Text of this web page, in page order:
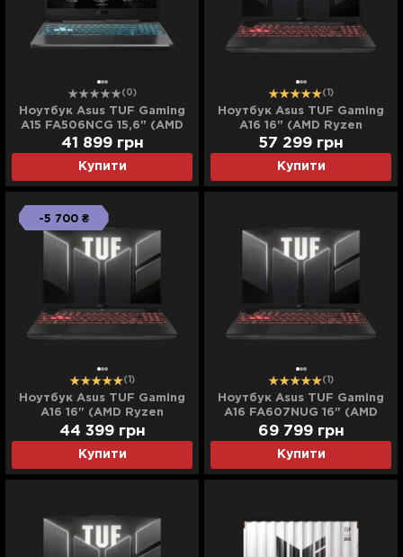
(0)
Ноутбук Asus TUF Gaming
A15 FA506NCG 15,6" (AMD
Ryzen 7/16GB/512GB
(SSD)/RTX 3050)
(FA506NCG-HN213)
(Standard)
Купити
41 899 грн
(1)
Ноутбук Asus TUF Gaming
A16 16" (AMD Ryzen
7/16GB/512GB (SSD)/RTX
4050) (FA607NUG-WH73)
(Standard)
Купити
57 299 грн
-5 700 ₴
(1)
Ноутбук Asus TUF Gaming
A16 16" (AMD Ryzen
7/16GB/512GB (SSD)/RTX
4050) (FA607NUQ-RL014)
(Standard)
Купити
44 399 грн
(1)
Ноутбук Asus TUF Gaming
A16 FA607NUG 16" (AMD
Ryzen 7/16GB/1TB
(SSD)/RTX 4050)
(FA607NUG-W161)
(Standard)
Купити
69 799 грн